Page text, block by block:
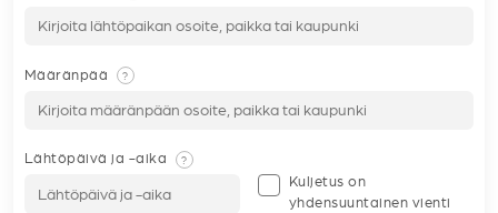
Määränpää ?
Lähtöpäivä ja -aika ?
Kuljetus on
yhdensuuntainen vienti